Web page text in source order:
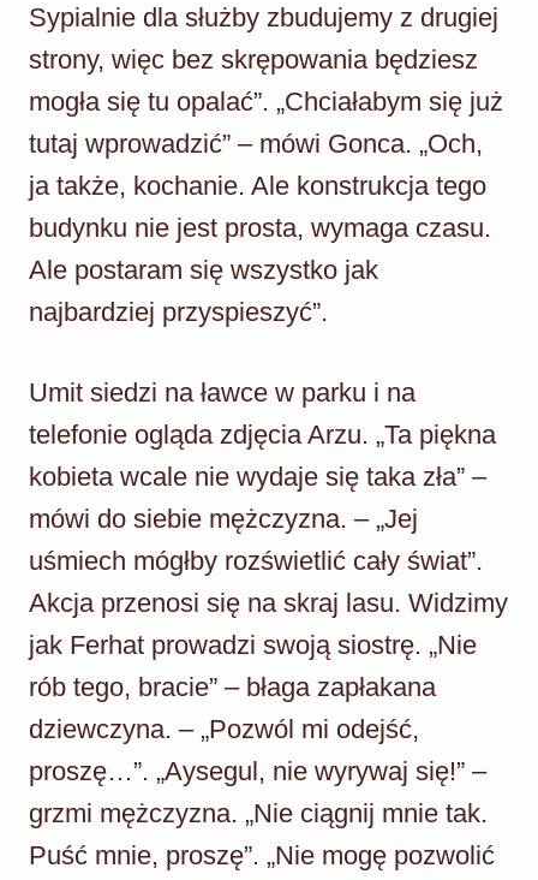
Sypialnie dla służby zbudujemy z drugiej
strony, więc bez skrępowania będziesz
mogła się tu opalać”. „Chciałabym się już
tutaj wprowadzić” – mówi Gonca. „Och,
ja także, kochanie. Ale konstrukcja tego
budynku nie jest prosta, wymaga czasu.
Ale postaram się wszystko jak
najbardziej przyspieszyć”.
Umit siedzi na ławce w parku i na
telefonie ogląda zdjęcia Arzu. „Ta piękna
kobieta wcale nie wydaje się taka zła” –
mówi do siebie mężczyzna. – „Jej
uśmiech mógłby rozświetlić cały świat”.
Akcja przenosi się na skraj lasu. Widzimy
jak Ferhat prowadzi swoją siostrę. „Nie
rób tego, bracie” – błaga zapłakana
dziewczyna. – „Pozwól mi odejść,
proszę…”. „Aysegul, nie wyrywaj się!” –
grzmi mężczyzna. „Nie ciągnij mnie tak.
Puść mnie, proszę”. „Nie mogę pozwolić